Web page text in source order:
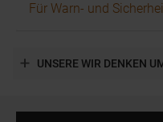
Für Warn- und
UNSERE WIR DENKEN